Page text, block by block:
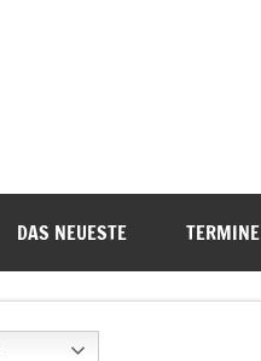
DAS NEUESTE TERMINE